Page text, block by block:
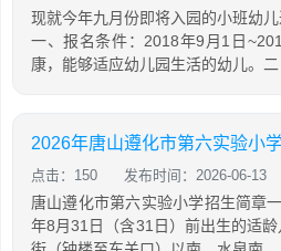
现就今年九月份即将入园的小班幼儿
一、报名条件：2018年9月1日
康，能够适应幼儿园生活的幼儿。二
2026年唐山遵化市第六实验小
点击：150 发布时间：2026-06-13
唐山遵化市第六实验小学招生简章
年8月31日（含31日）前出生的适